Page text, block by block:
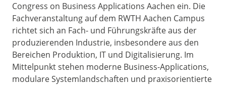
Congress on Business Applications Aachen ein. Die
Fachveranstaltung auf dem RWTH Aachen Campus
richtet sich an Fach- und Führungskräfte aus der
produzierenden Industrie, insbesondere aus den
Bereichen Produktion, IT und Digitalisierung. Im
Mittelpunkt stehen moderne Business-Applications,
modulare Systemlandschaften und praxisorientierte